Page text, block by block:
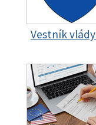
Vestník vlády